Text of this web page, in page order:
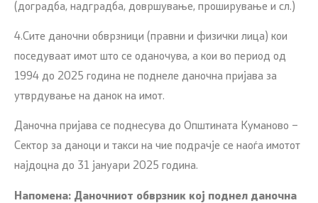
(доградба, надградба, довршување, проширување и сл.)
4.Сите даночни обврзници (правни и физички лица) кои
поседуваат имот што се оданочува, а кои во период од
1994 до 2025 година не поднеле даночна пријава за
утврдување на данок на имот.
Даночна пријава се поднесува до Општината Куманово –
Сектор за даноци и такси на чие подрачје се наоѓа имотот
најдоцна до 31 јануари 2025 година.
Напомена: Даночниот обврзник кој поднел даночна